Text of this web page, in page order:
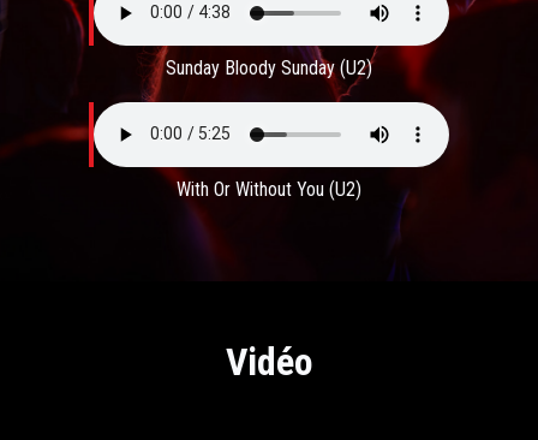
Sunday Bloody Sunday (U2)
With Or Without You (U2)
Vidéo